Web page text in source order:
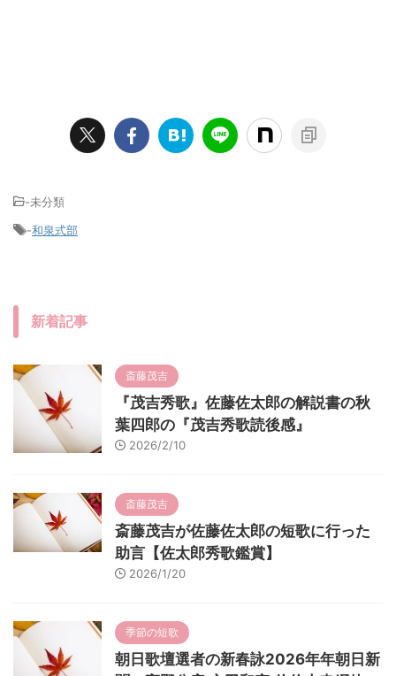
-未分類
-和泉式部
新着記事
斎藤茂吉
『茂吉秀歌』佐藤佐太郎の解説書の秋
葉四郎の『茂吉秀歌読後感』
2026/2/10
斎藤茂吉
斎藤茂吉が佐藤佐太郎の短歌に行った
助言【佐太郎秀歌鑑賞】
2026/1/20
季節の短歌
朝日歌壇選者の新春詠2026年年朝日新